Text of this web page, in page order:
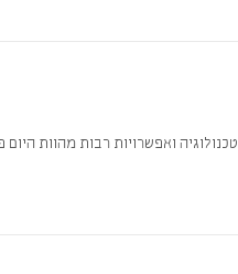
.טכנולוגיה ואפשרויות רבות מהוות